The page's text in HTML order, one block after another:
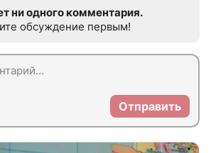
ни одного комментария.
обсуждение первым!
Отправить